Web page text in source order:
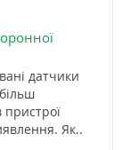
датчики
Як..